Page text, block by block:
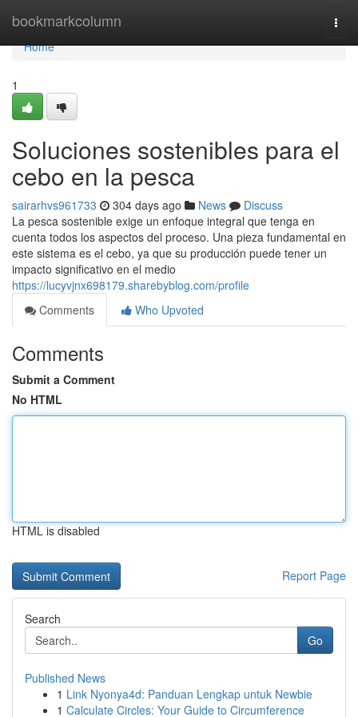
bookmarkcolumn
Home
Home
1
Soluciones sostenibles para el
cebo en la pesca
sairarhvs961733 304 days ago News
Discuss
La pesca sostenible exige un enfoque integral que tenga en
cuenta todos los aspectos del proceso. Una pieza fundamental en
este sistema es el cebo, ya que su producción puede tener un
impacto significativo en el medio
https://lucyvjnx698179.sharebyblog.com/profile
Comments
Who Upvoted
Comments
Submit a Comment
No HTML
HTML is disabled
Report Page
Search
Go
Published News
1 Link Nyonya4d: Panduan Lengkap untuk Newbie
1 Calculate Circles: Your Guide to Circumference